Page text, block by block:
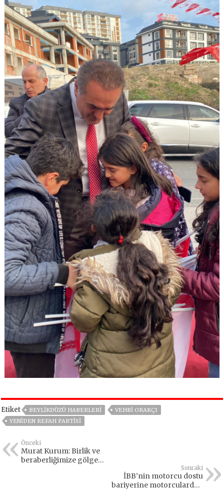
Etiket BEYLIKDÜZÜ HABERLERI
VEHBI ORAKÇI
YENIDEN REFAH PARTISI
Önceki
Murat Kurum: Birlik ve
beraberliğimize gölge
Sonraki
İBB’nin motorcu dostu
bariyerine motorculardan